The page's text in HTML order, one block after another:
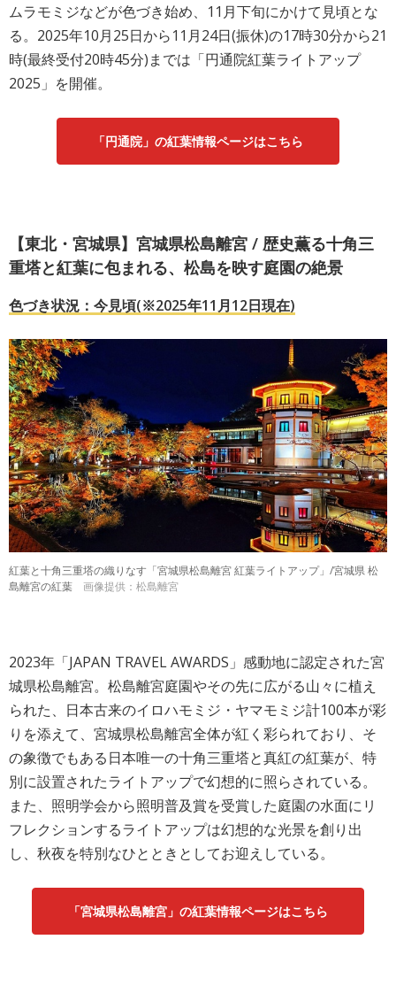
ムラモミジなどが色づき始め、11月下旬にかけて見頃とな
る。2025年10月25日から11月24日(振休)の17時30分から21
時(最終受付20時45分)までは「円通院紅葉ライトアップ
2025」を開催。
「円通院」の紅葉情報ページはこちら
【東北・宮城県】宮城県松島離宮 / 歴史薫る十角三
重塔と紅葉に包まれる、松島を映す庭園の絶景
色づき状況：今見頃(※2025年11月12日現在)
紅葉と十角三重塔の織りなす「宮城県松島離宮 紅葉ライトアップ」/宮城県 松
島離宮の紅葉
画像提供：松島離宮
2023年「JAPAN TRAVEL AWARDS」感動地に認定された宮
城県松島離宮。松島離宮庭園やその先に広がる山々に植え
られた、日本古来のイロハモミジ・ヤマモミジ計100本が彩
りを添えて、宮城県松島離宮全体が紅く彩られており、そ
の象徴でもある日本唯一の十角三重塔と真紅の紅葉が、特
別に設置されたライトアップで幻想的に照らされている。
また、照明学会から照明普及賞を受賞した庭園の水面にリ
フレクションするライトアップは幻想的な光景を創り出
し、秋夜を特別なひとときとしてお迎えしている。
「宮城県松島離宮」の紅葉情報ページはこちら